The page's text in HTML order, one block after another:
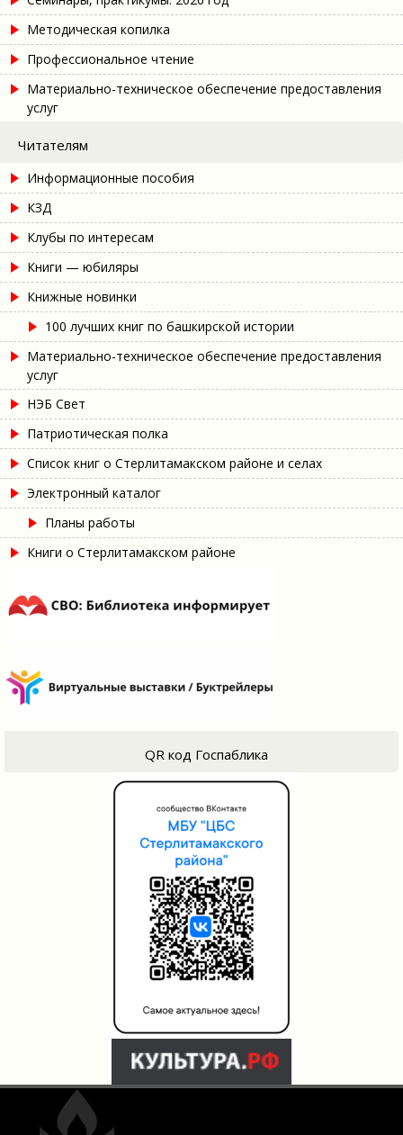
Методическая копилка
Профессиональное чтение
Материально-техническое обеспечение предоставления
услуг
Читателям
Информационные пособия
КЗД
Клубы по интересам
Книги — юбиляры
Книжные новинки
100 лучших книг по башкирской истории
Материально-техническое обеспечение предоставления
услуг
НЭБ Свет
Патриотическая полка
Список книг о Стерлитамакском районе и селах
Электронный каталог
Планы работы
Книги о Стерлитамакском районе
QR код Госпаблика